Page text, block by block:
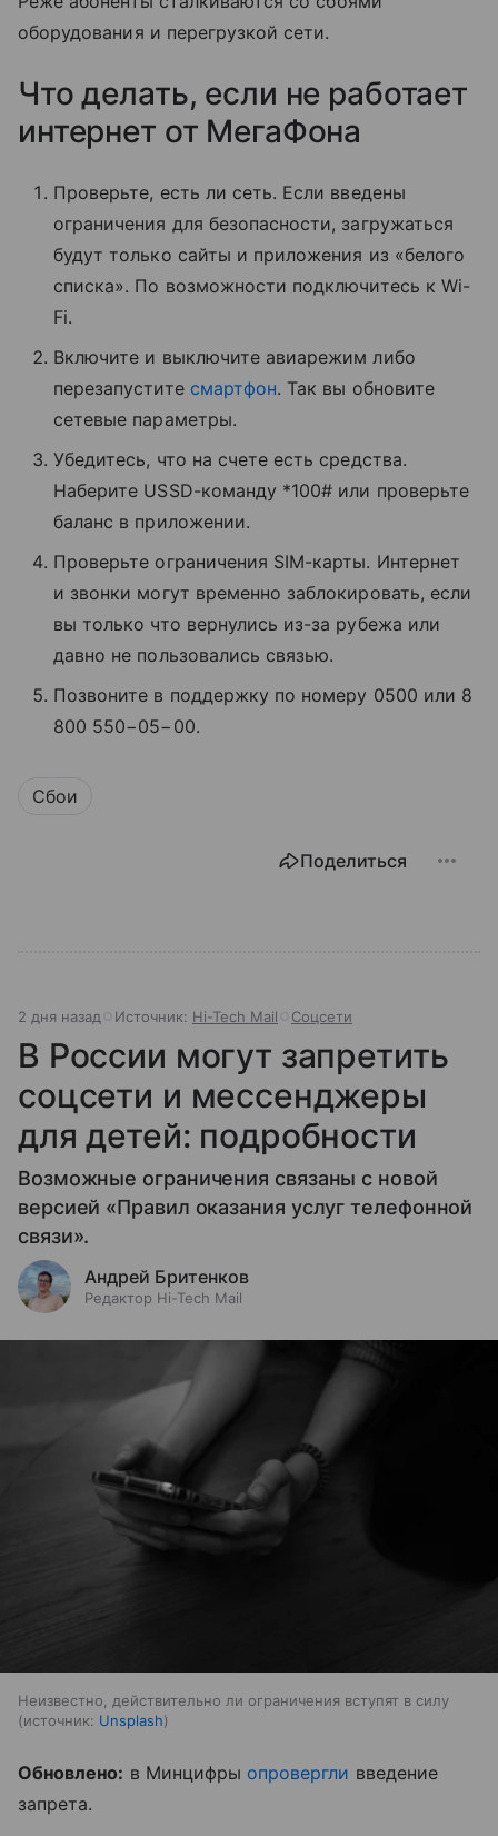
оборудования и перегрузкой сети.
Что делать, если не работает
интернет от МегаФона
Проверьте, есть ли сеть. Если введены
ограничения для безопасности, загружаться
будут только сайты и приложения из «белого
списка». По возможности подключитесь к Wi-
Fi.
Включите и выключите авиарежим либо
перезапустите смартфон. Так вы обновите
сетевые параметры.
Убедитесь, что на счете есть средства.
Наберите USSD-команду *100# или проверьте
баланс в приложении.
Проверьте ограничения SIM-карты. Интернет
и звонки могут временно заблокировать, если
вы только что вернулись из-за рубежа или
давно не пользовались связью.
Позвоните в поддержку по номеру 0500 или 8
800 550−05−00.
Сбои
Поделиться
2 дня назад Источник: Hi-Tech Mail Соцсети
В России могут запретить
соцсети и мессенджеры
для детей: подробности
Возможные ограничения связаны с новой
версией «Правил оказания услуг телефонной
связи».
Андрей Бритенков
Редактор Hi-Tech Mail
Неизвестно, действительно ли ограничения вступят в силу
источник: Unsplash
Обновлено: в Минцифры опровергли введение
запрета.